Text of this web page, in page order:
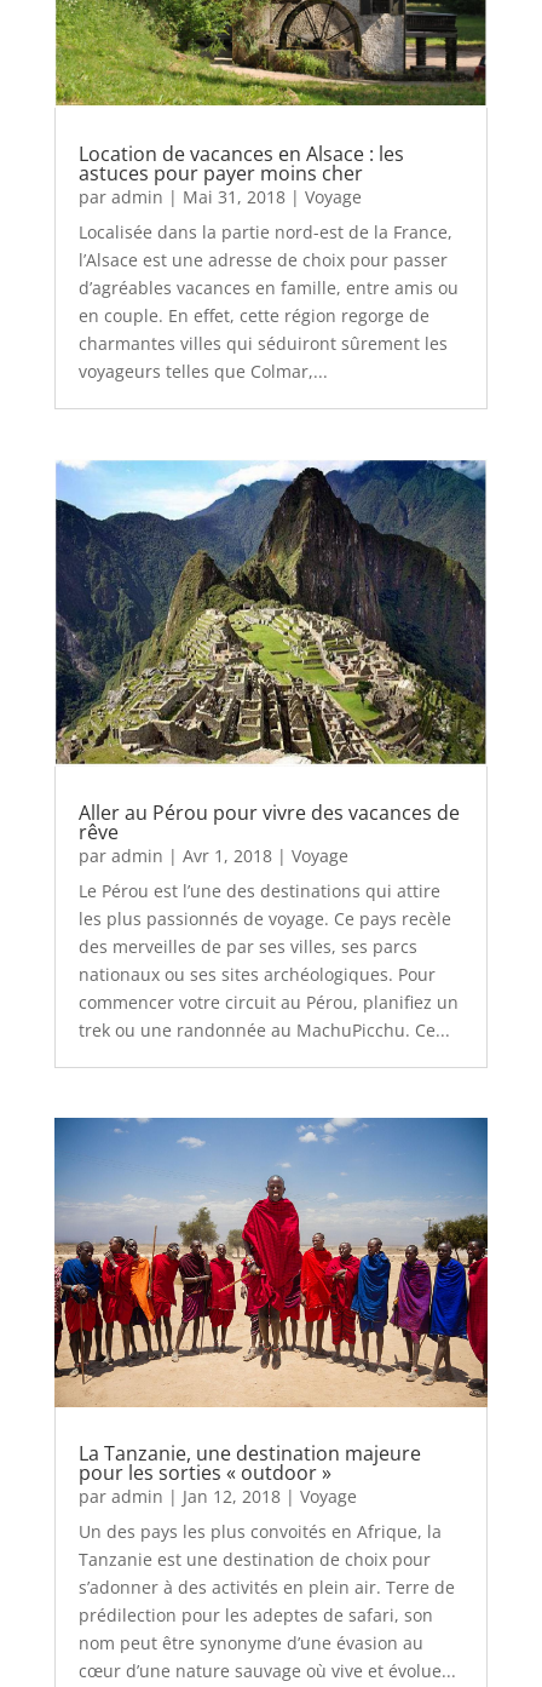
Location de vacances en Alsace : les
astuces pour payer moins cher
par admin | Mai 31, 2018| Voyage
Localisée dans la partie nord-est de la France,
l’Alsace est une adresse de choix pour passer
d’agréables vacances en famille, entre amis ou
en couple. En effet, cette région regorge de
charmantes villes qui séduiront sûrement les
voyageurs telles que Colmar,...
Aller au Pérou pour vivre des vacances de
rêve
par admin | Avr 1, 2018| Voyage
Le Pérou est l’une des destinations qui attire
les plus passionnés de voyage. Ce pays recèle
des merveilles de par ses villes, ses parcs
nationaux ou ses sites archéologiques. Pour
commencer votre circuit au Pérou, planifiez un
trek ou une randonnée au MachuPicchu. Ce...
La Tanzanie, une destination majeure
pour les sorties « outdoor »
par admin | Jan 12, 2018| Voyage
Un des pays les plus convoités en Afrique, la
Tanzanie est une destination de choix pour
s’adonner à des activités en plein air. Terre de
prédilection pour les adeptes de safari, son
nom peut être synonyme d’une évasion au
cœur d’une nature sauvage où vive et évolue...